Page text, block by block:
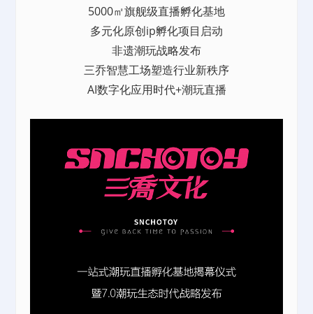
5000㎡旗舰级直播孵化基地
多元化原创ip孵化项目启动
非遗潮玩战略发布
三乔智慧工场塑造行业新秩序
AI数字化应用时代+潮玩直播